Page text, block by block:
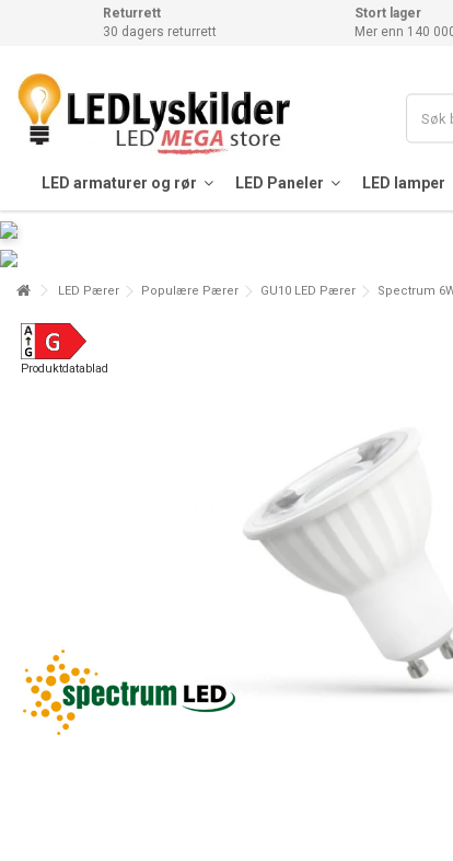
Returrett
30 dagers returrett
Stort lager
Mer enn 140
LED armaturer og rør LED Paneler LED lamper
LED Pærer Populære Pærer GU10 LED Pærer Spectrum
Produktdatablad